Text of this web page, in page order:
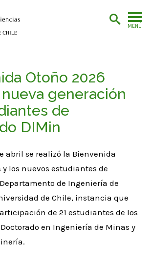
MENÚ
Otoño 2026
generación
de
DIMin
abril se realizó la Bienvenida
y los nuevos estudiantes de
de Ingeniería de
de Chile, instancia que
de 21 estudiantes de los
en Ingeniería de Minas y